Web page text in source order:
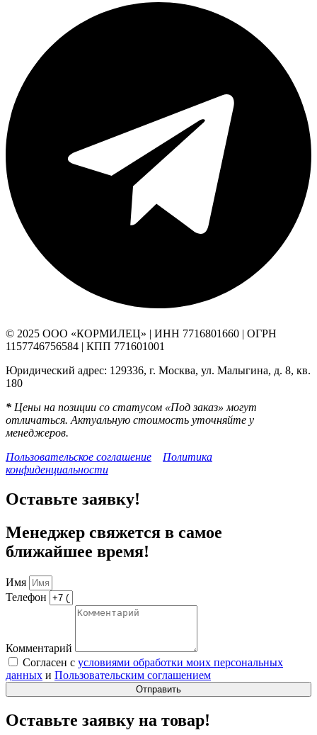
© 2025 ООО «КОРМИЛЕЦ» | ИНН 7716801660 | ОГРН
1157746756584 | КПП 771601001
Юридический адрес: 129336, г. Москва, ул. Малыгина, д. 8, кв.
180
* Цены на позиции со статусом «Под заказ» могут
отличаться. Актуальную стоимость уточняйте у
менеджеров.
Пользовательское соглашение
Политика
конфиденциальности
Оставьте заявку!
Менеджер свяжется в самое
ближайшее время!
Имя
Телефон
Комментарий
Согласен с условиями обработки моих персональных
данных и Пользовательским соглашением
Отправить
Оставьте заявку на товар!